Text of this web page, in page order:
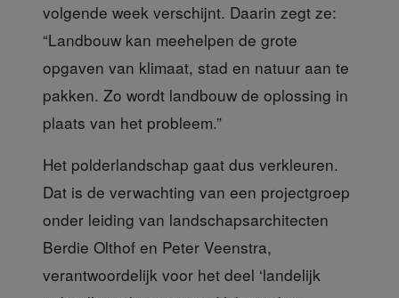
volgende week verschijnt. Daarin zegt ze:
“Landbouw kan meehelpen de grote
opgaven van klimaat, stad en natuur aan te
pakken. Zo wordt landbouw de oplossing in
plaats van het probleem.”
Het polderlandschap gaat dus verkleuren.
Dat is de verwachting van een projectgroep
onder leiding van landschapsarchitecten
Berdie Olthof en Peter Veenstra,
verantwoordelijk voor het deel ‘landelijk